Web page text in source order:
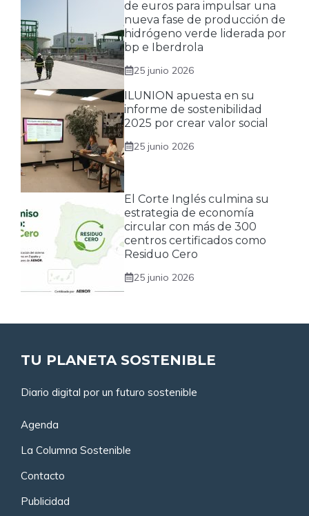
de euros para impulsar una
nueva fase de producción de
hidrógeno verde liderada por
bp e Iberdrola
25 junio 2026
ILUNION apuesta en su
informe de sostenibilidad
2025 por crear valor social
25 junio 2026
El Corte Inglés culmina su
estrategia de economía
circular con más de 300
centros certificados como
Residuo Cero
25 junio 2026
TU PLANETA SOSTENIBLE
Diario digital por un futuro sostenible
Agenda
La Columna Sostenible
Contacto
Publicidad